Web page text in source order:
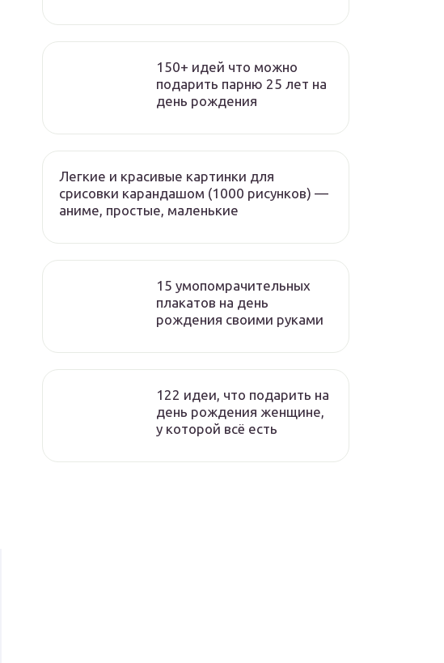
150+ идей что можно
подарить парню 25 лет на
день рождения
Легкие и красивые картинки для
срисовки карандашом (1000 рисунков) —
аниме, простые, маленькие
15 умопомрачительных
плакатов на день
рождения своими руками
122 идеи, что подарить на
день рождения женщине,
у которой всё есть